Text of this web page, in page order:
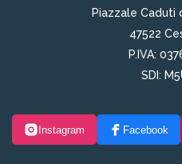
Piazzale Caduti
47522
P.IVA:
SDI:
Instagram Facebook